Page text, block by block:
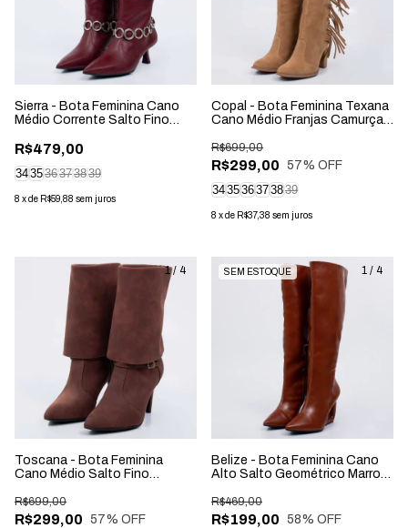
Sierra - Bota Feminina Cano
Médio Corrente Salto Fino
R$479,00
343536373839
8 xde R$59,88 sem juros
Copal - Bota Feminina Texana
Cano Médio Franjas Camurça
R$299,00
R$699,00
57% OFF
343536373839
8 xde R$37,38 sem juros
1/ 4
Toscana - Bota Feminina
Cano Médio Salto Fino
R$299,00
R$699,00
57% OFF
1 / 4
SEM ESTOQUE
Belize - Bota Feminina Cano
Alto Salto Geométrico Marrom
R$199,00
R$469,00
58% OFF